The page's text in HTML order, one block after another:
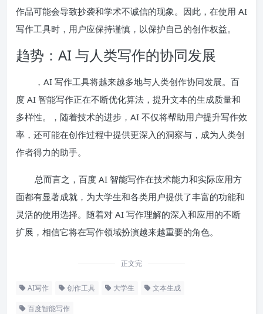
作品可能会导致抄袭和学术不诚信的现象。因此，在使用 AI
写作工具时，用户应保持谨慎，以保护自己的创作权益。
趋势：AI 与人类写作的协同发展
，AI 写作工具将越来越多地与人类创作协同发展。百
度 AI 智能写作正在不断优化算法，提升文本的生成质量和
多样性。，随着技术的进步，AI 不仅将帮助用户提升写作效
率，还可能在创作过程中提供更深入的洞察与，成为人类创
作者得力的助手。
总而言之，百度 AI 智能写作在技术能力和实际应用方
面都有显著成就，为大学生和各类用户提供了丰富的功能和
灵活的使用选择。随着对 AI 写作理解的深入和应用的不断
扩展，相信它将在写作领域扮演越来越重要的角色。
正文完
AI写作 创作工具 大学生 文本生成
百度智能写作